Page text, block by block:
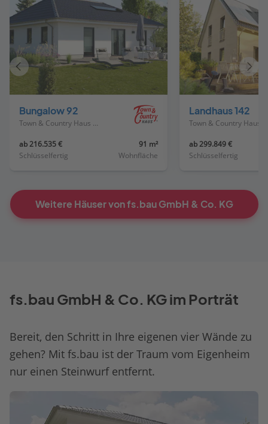
Bungalow 92
Town & Country Haus Deutschland
ab 216.535 €
Schlüsselfertig
91 m²
Wohnfläche
Landhaus 142
ab 299.849 €
Schlüsselfertig
Vorheriges
Haus
Weitere Häuser von fs.bau GmbH & Co. KG
fs.bau GmbH & Co. KG im Porträt
Bereit, den Schritt in Ihre eigenen vier Wände zu
gehen? Mit fs.bau ist der Traum vom Eigenheim
nur einen Steinwurf entfernt.